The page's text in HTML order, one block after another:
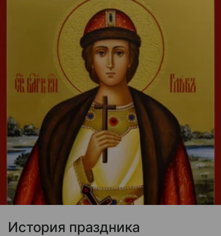
История праздника